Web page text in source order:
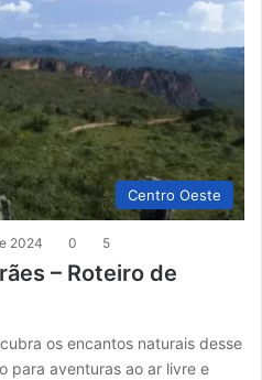
Centro Oeste
2024 0 5
– Roteiro de
os encantos naturais desse
para aventuras ao ar livre e